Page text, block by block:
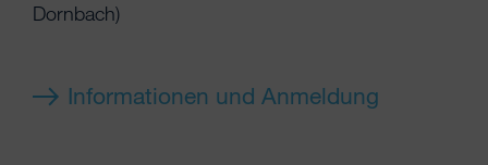
Dornbach)
Informationen und Anmeldung